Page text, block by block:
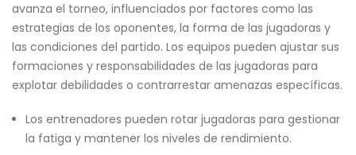
avanza el torneo, influenciados por factores como las
estrategias de los oponentes, la forma de las jugadoras y
las condiciones del partido. Los equipos pueden ajustar sus
formaciones y responsabilidades de las jugadoras para
explotar debilidades o contrarrestar amenazas específicas.
Los entrenadores pueden rotar jugadoras para gestionar
la fatiga y mantener los niveles de rendimiento.